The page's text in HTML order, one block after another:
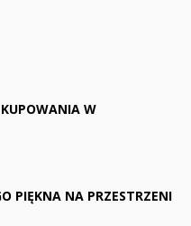
W
PIĘKNA NA PRZESTRZENI